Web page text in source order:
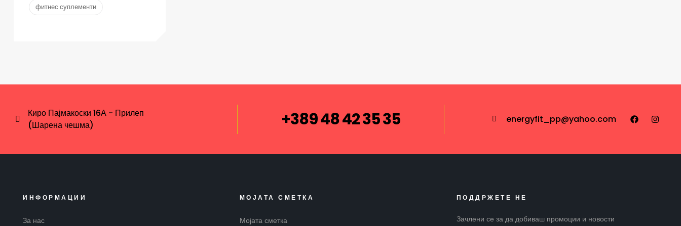
фитнес суплементи
Киро Пајмакоски 16А - Прилеп
(Шарена чешма)
+389 48 42 35 35 energyfit_pp@yahoo.com
ИНФОРМАЦИИ
За нас
МОЈАТА СМЕТКА
Мојата сметка
ПОДДРЖЕТЕ НЕ
Зачлени се за да добиваш промоции и новости